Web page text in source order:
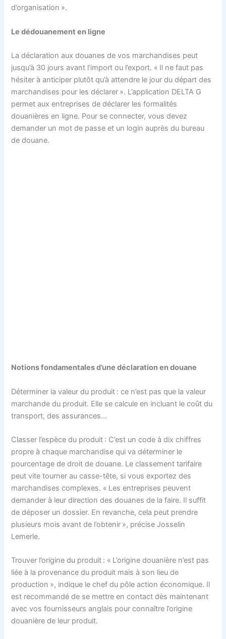
d’organisation ».
Le dédouanement en ligne
La déclaration aux douanes de vos marchandises peut
jusqu’à 30 jours avant l’import ou l’export. « Il ne faut pas
hésiter à anticiper plutôt qu’à attendre le jour du départ des
marchandises pour les déclarer ». L’application DELTA G
permet aux entreprises de déclarer les formalités
douanières en ligne. Pour se connecter, vous devez
demander un mot de passe et un login auprès du bureau
de douane.
Notions fondamentales d’une déclaration en douane
Déterminer la valeur du produit : ce n’est pas que la valeur
marchande du produit. Elle se calcule en incluant le coût du
transport, des assurances…
Classer l’espèce du produit : C’est un code à dix chiffres
propre à chaque marchandise qui va déterminer le
pourcentage de droit de douane. Le classement tarifaire
peut vite tourner au casse-tête, si vous exportez des
marchandises complexes. « Les entreprises peuvent
demander à leur direction des douanes de la faire. Il suffit
de déposer un dossier. En revanche, cela peut prendre
plusieurs mois avant de l’obtenir », précise Josselin
Lemerle.
Trouver l’origine du produit : « L’origine douanière n’est pas
liée à la provenance du produit mais à son lieu de
production », indique le chef du pôle action économique. Il
est recommandé de se mettre en contact dès maintenant
avec vos fournisseurs anglais pour connaître l’origine
douanière de leur produit.